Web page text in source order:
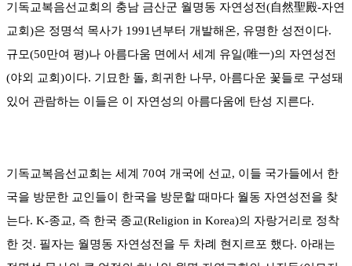
기독교복음선교회의 충남 금산군 월명동 자연성전(自然聖殿-자연
교회)은 정명석 목사가 1991년부터 개발해온, 유명한 성전이다.
규모(50만여 평)나 아름다움 면에서 세계 유일(唯一)의 자연성전
(야외 교회)이다. 기묘한 돌, 희귀한 나무, 아름다운 꽃들로 구성돼
있어 관람하는 이들은 이 자연성의 아름다움에 탄성 지른다.
기독교복음선교회는 세계 70여 개국에 선교, 이들 국가들에서 한
국을 방문한 교인들이 한국을 방문할 때마다 월동 자연성전을 찾
는다. K-종교, 즉 한국 종교(Religion in Korea)의 자랑거리로 정착
한 것. 필자는 월명동 자연성전을 두 차례 현지르포 했다. 아래는